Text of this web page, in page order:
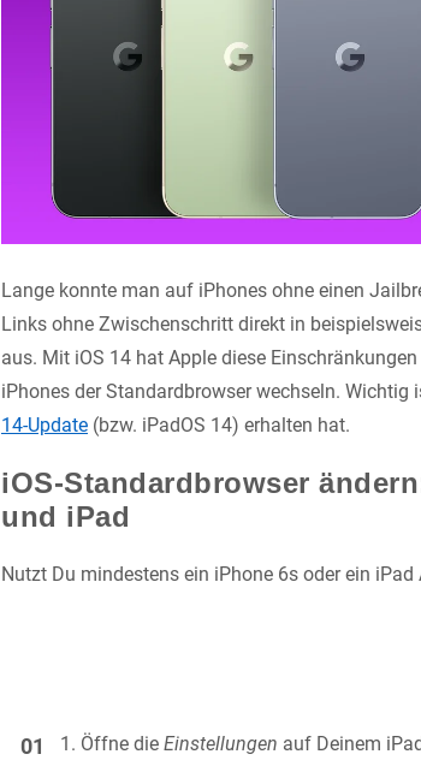
Lange konnte man auf iPhones ohne einen
Links ohne Zwischenschritt direkt in
aus. Mit iOS 14 hat Apple diese
iPhones der Standardbrowser wechseln. Wichtig
14-Update (bzw. iPadOS 14) erhalten hat.
iOS-Standardbrowser
und iPad
Nutzt Du mindestens ein iPhone 6s oder ein
Öffne dieEinstellungen auf Deinem